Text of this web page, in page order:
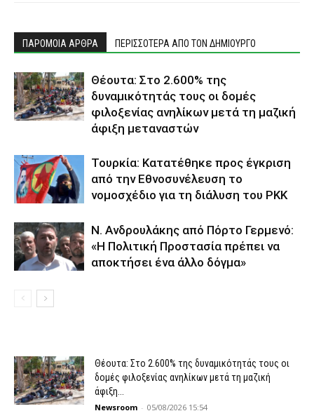
ΠΑΡΟΜΟΙΑ ΑΡΘΡΑ ΠΕΡΙΣΣΟΤΕΡΑ ΑΠΟ ΤΟΝ ΔΗΜΙΟΥΡΓΟ
Θέουτα: Στο 2.600% της
δυναμικότητάς τους οι δομές
φιλοξενίας ανηλίκων μετά τη μαζική
άφιξη μεταναστών
Τουρκία: Κατατέθηκε προς έγκριση
από την Εθνοσυνέλευση το
νομοσχέδιο για τη διάλυση του PKK
N. Ανδρουλάκης από Πόρτο Γερμενό:
«Η Πολιτική Προστασία πρέπει να
αποκτήσει ένα άλλο δόγμα»
Θέουτα: Στο 2.600% της δυναμικότητάς τους οι
δομές φιλοξενίας ανηλίκων μετά τη μαζική
άφιξη...
Newsroom - 05/08/2026 15:54